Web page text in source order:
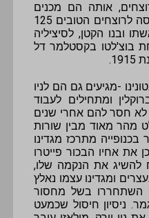
של רוצחים, אותה הם מכנים
בחינניות "הרוצחים הטובים" ('The Good Killers'). משטרת ניו יורק ייחסה לרוצחים הטובים 125
בוננו, עם אשתו ובנו הקטן, לסיציליה
בוצ'לטו בקסטלמר דל
-מגיעים גם הם לניו
ומתחילים לעבוד
לא חסר להם אחרי שנים
בבית. סטפנו מגדינו, אז כבר בן 28, מתבלט מהר מאוד מבין שורות
2 רק לבונוונטרה. כבכיר בכנופייה מתרכז מגדינו
אחיו הבכור פייטרו
להשיג את הנקמה שלו,
ומגדינו עצמו נאלץ
השתחררו בשל מחסור
ניסיון חיסול שכמעט